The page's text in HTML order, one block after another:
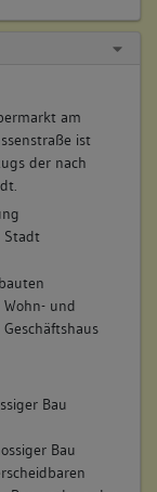
am
ist
der nach
Stadt
Wohn- und
Geschäftshaus
Bau
Bau